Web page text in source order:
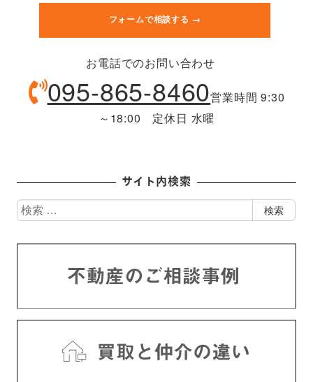
フォームで相談する →
お電話でのお問い合わせ
095-865-8460営業時間 9:30
～18:00 定休日 水曜
サイト内検索
検
索
検索